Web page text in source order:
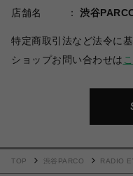
店舗名
渋谷
特定商取引法など法令に
ショップお問い合わせは
TOP 渋谷PARCO RADIO